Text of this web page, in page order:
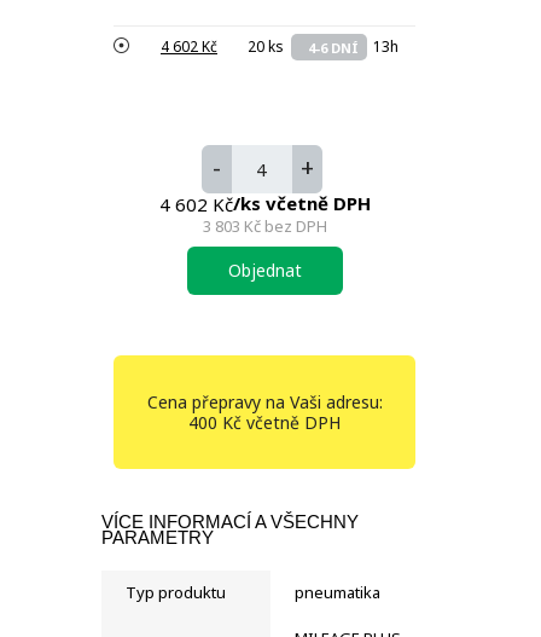
4 602 Kč 20 ks 4-6 DNÍ 13h
- +
4 602 Kč/ks včetně DPH
3 803 Kčbez DPH
Objednat
Cena přepravy na Vaši adresu:
400 Kč včetně DPH
VÍCE INFORMACÍ A VŠECHNY
PARAMETRY
Typ produktu pneumatika